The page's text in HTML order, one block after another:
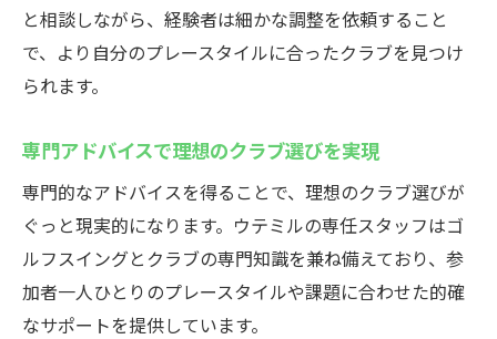
と相談しながら、経験者は細かな調整を依頼すること
で、より自分のプレースタイルに合ったクラブを見つけ
られます。
専門アドバイスで理想のクラブ選びを実現
専門的なアドバイスを得ることで、理想のクラブ選びが
ぐっと現実的になります。ウテミルの専任スタッフはゴ
ルフスイングとクラブの専門知識を兼ね備えており、参
加者一人ひとりのプレースタイルや課題に合わせた的確
なサポートを提供しています。